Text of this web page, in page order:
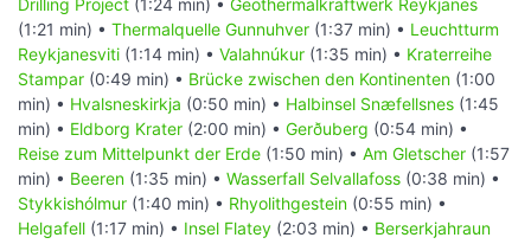
Drilling Project (1:24 min) • Geothermalkraftwerk Reykjanes
(1:21 min) • Thermalquelle Gunnuhver (1:37 min) • Leuchtturm
Reykjanesviti (1:14 min) • Valahnúkur (1:35 min) • Kraterreihe
Stampar (0:49 min) • Brücke zwischen den Kontinenten (1:00
min) • Hvalsneskirkja (0:50 min) • Halbinsel Snæfellsnes (1:45
min) • Eldborg Krater (2:00 min) • Gerðuberg (0:54 min) •
Reise zum Mittelpunkt der Erde (1:50 min) • Am Gletscher (1:57
min) • Beeren (1:35 min) • Wasserfall Selvallafoss (0:38 min) •
Stykkishólmur (1:40 min) • Rhyolithgestein (0:55 min) •
Helgafell (1:17 min) • Insel Flatey (2:03 min) • Berserkjahraun